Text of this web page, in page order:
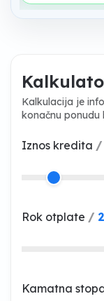
Kalkulacija je
konačnu ponudu
Iznos kredita /
Rok otplate /
Kamatna